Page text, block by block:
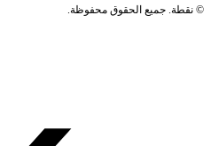
©نقطة. جميع الحقوق محفوظة.